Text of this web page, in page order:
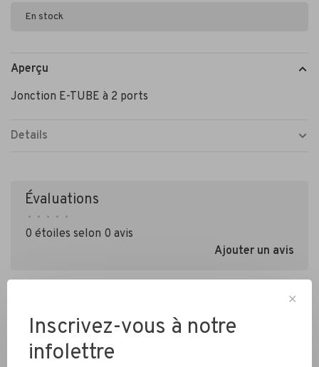
En stock
Aperçu
Jonction E-TUBE à 2 ports
Details
Évaluations
• • • • •
0 étoiles selon 0 avis
Ajouter un avis
✕
Inscrivez-vous à notre
infolettre